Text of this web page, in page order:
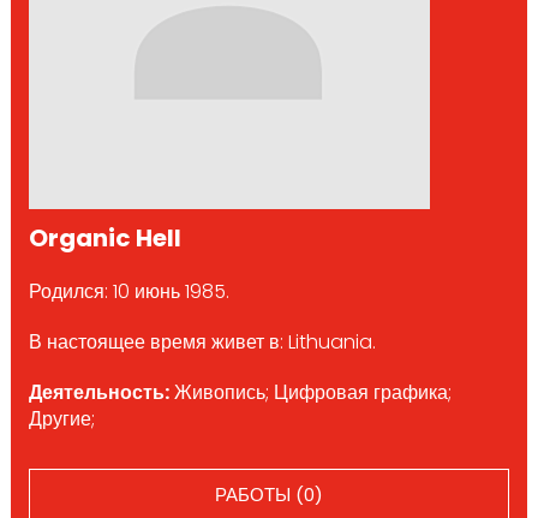
Organic Hell
Родился: 10 июнь 1985.
В настоящее время живет в: Lithuania.
Деятельность:Живопись; Цифровая графика;
Другие;
РАБОТЫ (0)